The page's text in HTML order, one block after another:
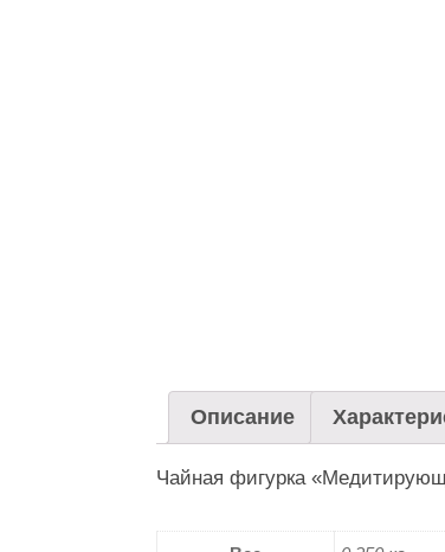
Описание
Чайная фигурка